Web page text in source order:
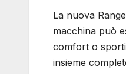
La nuova
macchina può
comfort o
insieme